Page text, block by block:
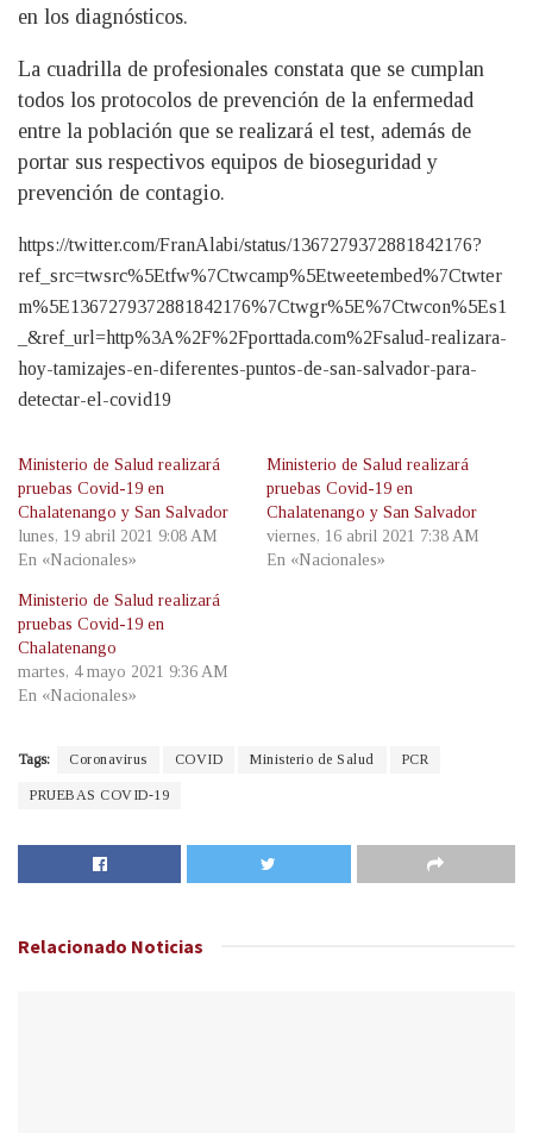
en los diagnósticos.
La cuadrilla de profesionales constata que se cumplan
todos los protocolos de prevención de la enfermedad
entre la población que se realizará el test, además de
portar sus respectivos equipos de bioseguridad y
prevención de contagio.
https://twitter.com/FranAlabi/status/1367279372881842176?
ref_src=twsrc%5Etfw%7Ctwcamp%5Etweetembed%7Ctwter
m%5E1367279372881842176%7Ctwgr%5E%7Ctwcon%5Es1
_&ref_url=http%3A%2F%2Fporttada.com%2Fsalud-realizara-
hoy-tamizajes-en-diferentes-puntos-de-san-salvador-para-
detectar-el-covid19
Ministerio de Salud realizará
pruebas Covid-19 en
Chalatenango y San Salvador
lunes, 19 abril 2021 9:08 AM
En «Nacionales»
Ministerio de Salud realizará
pruebas Covid-19 en
Chalatenango y San Salvador
viernes, 16 abril 2021 7:38 AM
En «Nacionales»
Ministerio de Salud realizará
pruebas Covid-19 en
Chalatenango
martes, 4 mayo 2021 9:36 AM
En «Nacionales»
Tags: Coronavirus COVID Ministerio de Salud PCR
PRUEBAS COVID-19
Relacionado Noticias